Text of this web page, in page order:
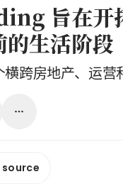
旨在开
生活阶段
跨房地产、运营
source